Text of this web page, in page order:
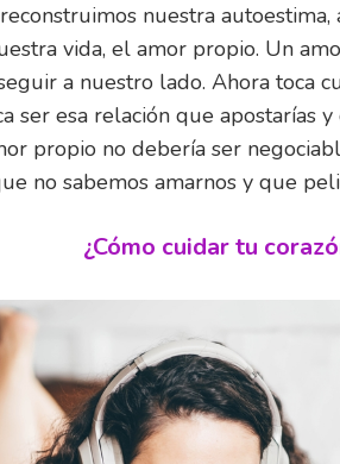
nuestra autoestima,
vida, el amor propio. Un
a nuestro lado. Ahora toca
ser esa relación que apostarías
propio no debería ser
no sabemos amarnos y que
¿Cómo cuidar tu